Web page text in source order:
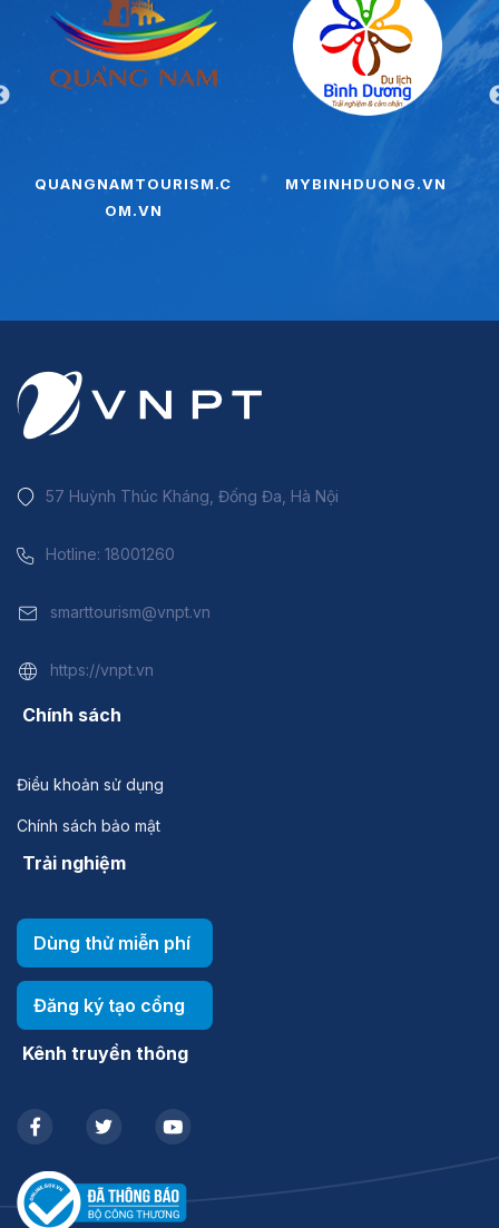
QUANGNAMTOURISM.C
OM.VN
MYBINHDUONG.VN
57 Huỳnh Thúc Kháng, Đống Đa, Hà Nội
Hotline: 18001260
smarttourism@vnpt.vn
https://vnpt.vn
Chính sách
Điều khoản sử dụng
Chính sách bảo mật
Trải nghiệm
Dùng thử miễn phí
Đăng ký tạo cổng
Kênh truyền thông